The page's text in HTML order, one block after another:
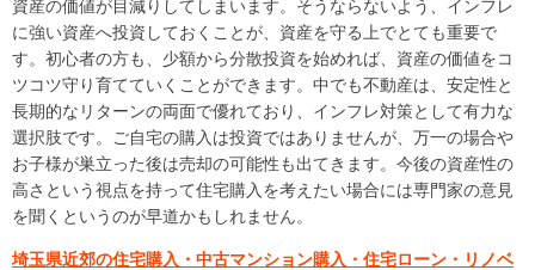
資産の価値が目減りしてしまいます。そうならないよう、インフレ
に強い資産へ投資しておくことが、資産を守る上でとても重要で
す。初心者の方も、少額から分散投資を始めれば、資産の価値をコ
ツコツ守り育てていくことができます。中でも不動産は、安定性と
長期的なリターンの両面で優れており、インフレ対策として有力な
選択肢です。ご自宅の購入は投資ではありませんが、万一の場合や
お子様が巣立った後は売却の可能性も出てきます。今後の資産性の
高さという視点を持って住宅購入を考えたい場合には専門家の意見
を聞くというのが早道かもしれません。
埼玉県近郊の住宅購入・中古マンション購入・住宅ローン・リノベ